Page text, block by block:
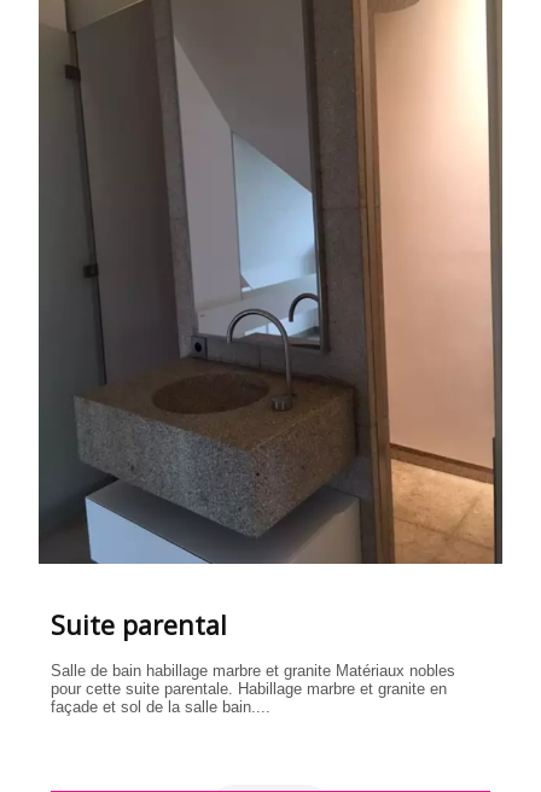
Suite parental
Salle de bain habillage marbre et granite Matériaux nobles
pour cette suite parentale. Habillage marbre et granite en
façade et sol de la salle bain....